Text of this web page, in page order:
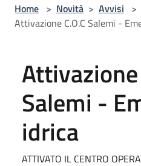
Home > Novità > Avvisi >
Attivazione C.O.C Salemi -
Attivazione
Salemi -
idrica
ATTIVATO IL CENTRO